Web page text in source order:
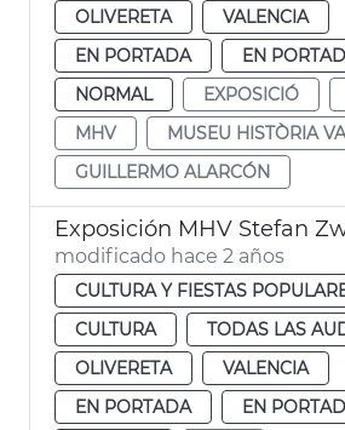
OLIVERETA
VALENCIA
EN PORTADA
EN
NORMAL
EXPOSICIÓ
MHV
MUSEU HISTÒRIA
GUILLERMO ALARCÓN
modificado hace 2 años
CULTURA Y FIESTAS
CULTURA
TODAS LAS
OLIVERETA
VALENCIA
EN PORTADA
EN